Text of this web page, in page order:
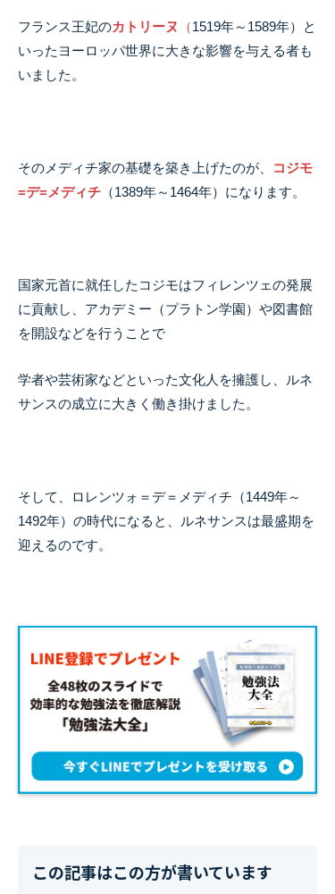
フランス王妃のカトリーヌ （1519年～1589年）と
いったヨーロッパ世界に大きな影響を与える者も
いました。
そのメディチ家の基礎を築き上げたのが、
コジモ
=デ=メディチ （1389年～1464年）になります。
国家元首に就任したコジモはフィレンツェの発展
に貢献し、アカデミー（プラトン学園）や図書館
を開設などを行うことで
学者や芸術家などといった文化人を擁護し、ルネ
サンスの成立に大きく働き掛けました。
そして、ロレンツォ＝デ＝メディチ（1449年～
1492年）の時代になると、ルネサンスは最盛期を
迎えるのです。
この記事はこの方が書いています